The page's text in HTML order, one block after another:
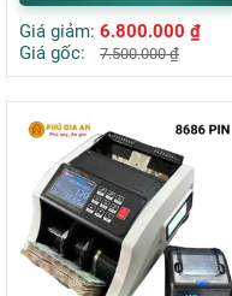
Giá giảm: 6.800.000 ₫
Giá gốc:
7.500.000₫